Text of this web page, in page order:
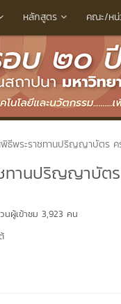
หลักสูตร คณะ/หน่
ธีพระราชทานปริญญาบัตร
ทานปริญญาบัต
นผู้เข้าชม 3,923 คน